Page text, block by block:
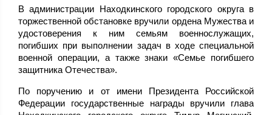
В администрации Находкинского городского округа в
торжественной обстановке вручили ордена Мужества и
удостоверения к ним семьям военнослужащих,
погибших при выполнении задач в ходе специальной
военной операции, а также знаки «Семье погибшего
защитника Отечества».
По поручению и от имени Президента Российской
Федерации государственные награды вручили глава